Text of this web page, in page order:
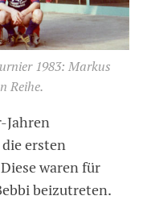
1983: Markus
Reihe.
Jahren
ersten
waren für
beizutreten.